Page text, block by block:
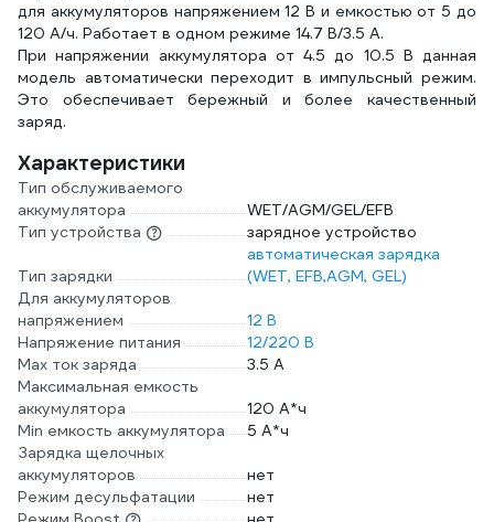
для аккумуляторов напряжением 12 В и емкостью от 5 до
120 А/ч. Работает в одном режиме 14.7 В/3.5 А.
При напряжении аккумулятора от 4.5 до 10.5 В данная
модель автоматически переходит в импульсный режим.
Это обеспечивает бережный и более качественный
заряд.
Характеристики
Тип обслуживаемого
аккумулятора
WET/AGM/GEL/EFB
Тип устройства
зарядное устройство
Тип зарядки
автоматическая зарядка
(WET, EFB,AGM, GEL)
Для аккумуляторов
напряжением
12 В
Напряжение питания
12/220 В
Max ток заряда
3.5 А
Максимальная емкость
аккумулятора
120 А*ч
Min емкость аккумулятора
5 А*ч
Зарядка щелочных
аккумуляторов
нет
Режим десульфатации
нет